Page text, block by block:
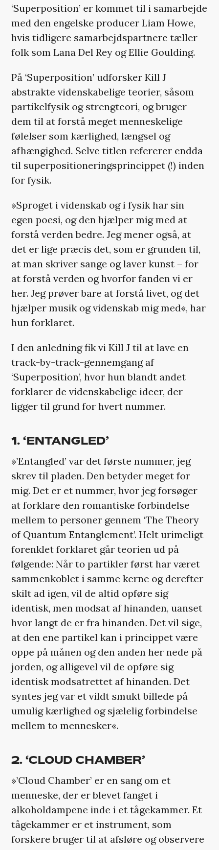
‘Superposition’ er kommet til i samarbejde
med den engelske producer Liam Howe,
hvis tidligere samarbejdspartnere tæller
folk som Lana Del Rey og Ellie Goulding.
På ‘Superposition’ udforsker Kill J
abstrakte videnskabelige teorier, såsom
partikelfysik og strengteori, og bruger
dem til at forstå meget menneskelige
følelser som kærlighed, længsel og
afhængighed. Selve titlen refererer endda
til superpositioneringsprincippet (!) inden
for fysik.
»Sproget i videnskab og i fysik har sin
egen poesi, og den hjælper mig med at
forstå verden bedre. Jeg mener også, at
det er lige præcis det, som er grunden til,
at man skriver sange og laver kunst – for
at forstå verden og hvorfor fanden vi er
her. Jeg prøver bare at forstå livet, og det
hjælper musik og videnskab mig med«, har
hun forklaret.
I den anledning fik vi Kill J til at lave en
track-by-track-gennemgang af
‘Superposition’, hvor hun blandt andet
forklarer de videnskabelige ideer, der
ligger til grund for hvert nummer.
1. ‘ENTANGLED’
»’Entangled’ var det første nummer, jeg
skrev til pladen. Den betyder meget for
mig. Det er et nummer, hvor jeg forsøger
at forklare den romantiske forbindelse
mellem to personer gennem ‘The Theory
of Quantum Entanglement’. Helt urimeligt
forenklet forklaret går teorien ud på
følgende: Når to partikler først har været
sammenkoblet i samme kerne og derefter
skilt ad igen, vil de altid opføre sig
identisk, men modsat af hinanden, uanset
hvor langt de er fra hinanden. Det vil sige,
at den ene partikel kan i princippet være
oppe på månen og den anden her nede på
jorden, og alligevel vil de opføre sig
identisk modsatrettet af hinanden. Det
syntes jeg var et vildt smukt billede på
umulig kærlighed og sjælelig forbindelse
mellem to mennesker«.
2. ‘CLOUD CHAMBER’
»’Cloud Chamber’ er en sang om et
menneske, der er blevet fanget i
alkoholdampene inde i et tågekammer. Et
tågekammer er et instrument, som
forskere bruger til at afsløre og observere